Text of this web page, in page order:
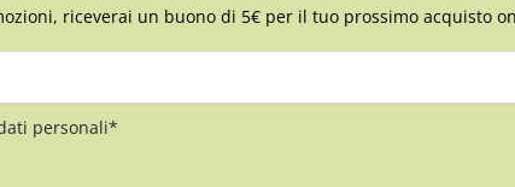
riceverai un buono di 5€ per il tuo prossimo acquisto
personali*